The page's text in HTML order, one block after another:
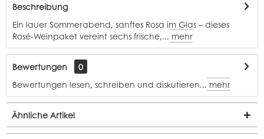
Beschreibung
Ein lauer Sommerabend, sanftes Rosa im Glas – dieses
Rosé-Weinpaket vereint sechs frische,... mehr
Bewertungen
0
Bewertungen lesen, schreiben und diskutieren... mehr
Ähnliche Artikel